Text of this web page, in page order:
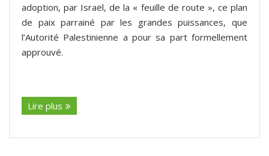
adoption, par Israël, de la « feuille de route », ce plan
de paix parrainé par les grandes puissances, que
l’Autorité Palestinienne a pour sa part formellement
approuvé.
Lire plus